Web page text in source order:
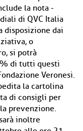
la nota -
di QVC Italia
disposizione dai
o
si potrà
di tutti questi
Veronesi.
la cartolina
di consigli per
prevenzione.
inoltre